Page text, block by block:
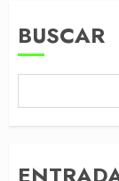
BUSCAR